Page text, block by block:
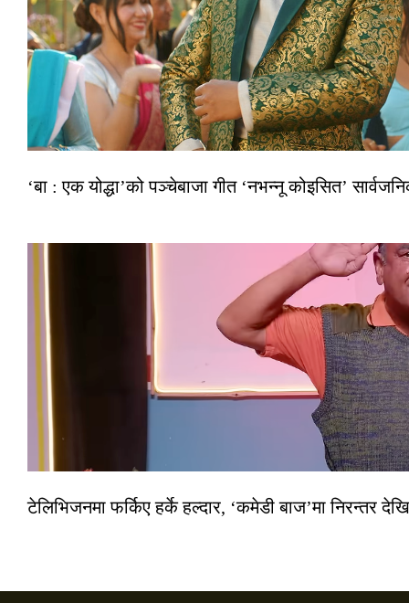
‘बा : एक योद्धा’को पञ्चेबाजा गीत ‘नभन्नू कोइसित’
टेलिभिजनमा फर्किए हर्के हल्दार, ‘कमेडी बाज’मा निरन्तर